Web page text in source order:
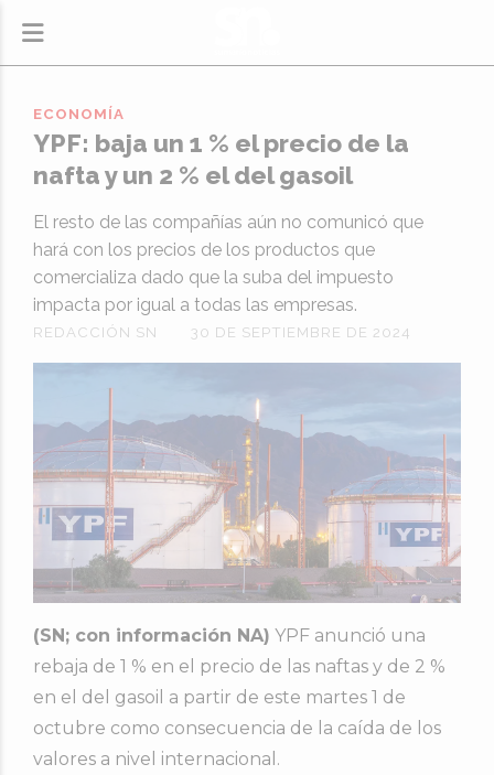
YPF: baja un 1 % el precio de la
nafta y un 2 % el del gasoil
El resto de las compañías aún no comunicó que
hará con los precios de los productos que
comercializa dado que la suba del impuesto
impacta por igual a todas las empresas.
ECONOMÍA
30 DE SEPTIEMBRE DE 2024
REDACCIÓN SN
(SN; con información NA) YPF anunció una
rebaja de 1 % en el precio de las naftas y de 2 %
en el del gasoil a partir de este martes 1 de
octubre como consecuencia de la caída de los
valores a nivel internacional.